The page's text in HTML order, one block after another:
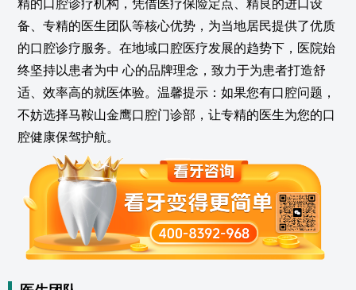
精的口腔诊疗机构，凭借医疗保险定点、精良的进口设
备、专精的医生团队等核心优势，为当地居民提供了优质
的口腔诊疗服务。在地域口腔医疗发展的趋势下，医院始
终坚持以患者为中 心的品牌理念，致力于为患者打造舒
适、效率高的就医体验。温馨提示：如果您有口腔问题，
不妨选择马鞍山金鹰口腔门诊部，让专精的医生为您的口
腔健康保驾护航。